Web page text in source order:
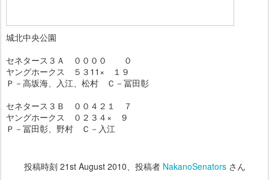
城北中央公園
セネタース３Ａ ００００ ０
ヤングホークス ５３11× １９
Ｐ－高坂海、入江、松村 Ｃ－冨田彰
セネタース３Ｂ ００４２１ ７
ヤングホークス ０２３４× ９
Ｐ－冨田彰、野村 Ｃ－入江
投稿時刻 21st August 2010、投稿者 NakanoSenatorsさん